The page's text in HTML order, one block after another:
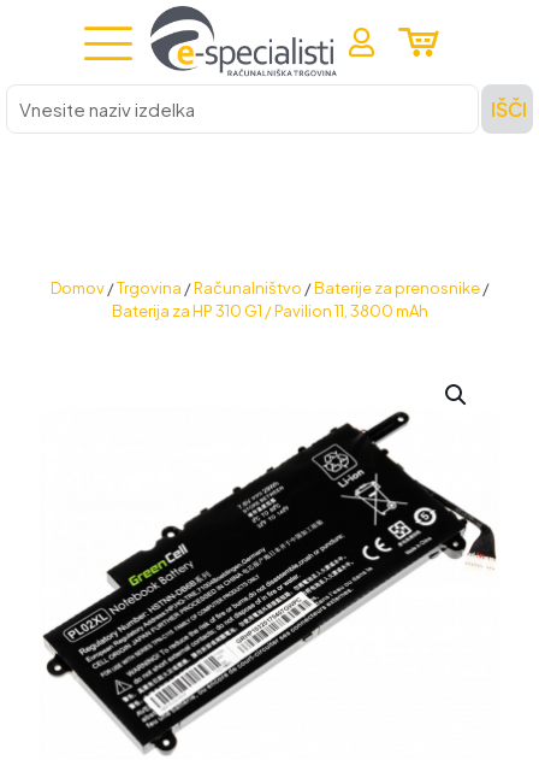
Vnesite
naziv
izdelka
IŠČI
Domov /Trgovina /Računalništvo /Baterije za prenosnike /
Baterija za HP 310 G1 / Pavilion 11, 3800 mAh